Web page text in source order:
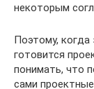
некоторым
Поэтому, когда
готовится
понимать, что
сами